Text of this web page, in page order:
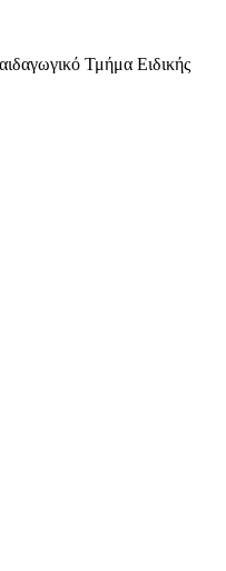
Τμήμα Ειδικής